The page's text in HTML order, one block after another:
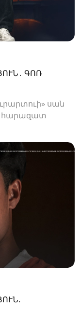
ԳՈՌ
սան
է հարազատ